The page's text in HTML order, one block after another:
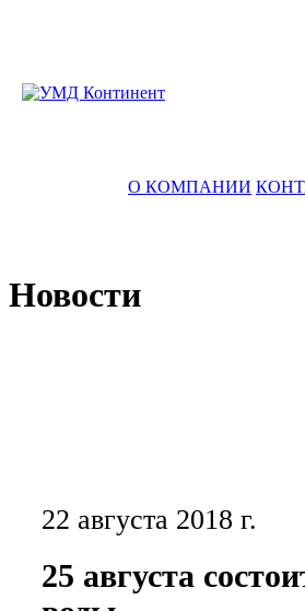
О КОМПАНИИ
Новости
22 августа 2018 г.
25 августа